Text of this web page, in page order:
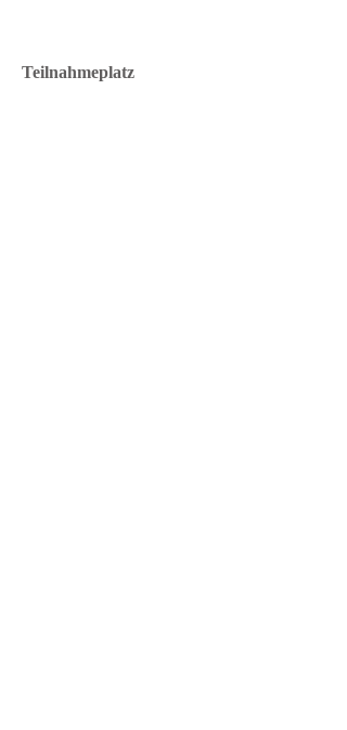
Teilnahmeplatz